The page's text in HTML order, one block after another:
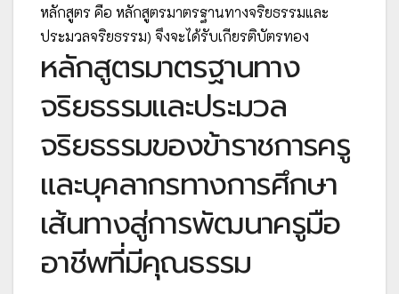
หลักสูตร คือ หลักสูตรมาตรฐานทางจริยธรรมและ
ประมวลจริยธรรม) จึงจะได้รับเกียรติบัตรทอง
หลักสูตรมาตรฐานทาง
จริยธรรมและประมวล
จริยธรรมของข้าราชการครู
และบุคลากรทางการศึกษา
เส้นทางสู่การพัฒนาครูมือ
อาชีพที่มีคุณธรรม